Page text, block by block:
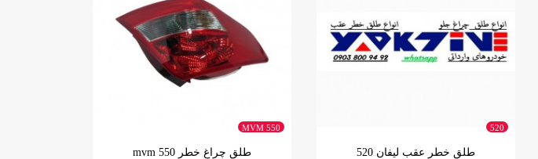
520
طلق خطر عقب لیفان 520
MVM 550
طلق چراغ خطر mvm 550